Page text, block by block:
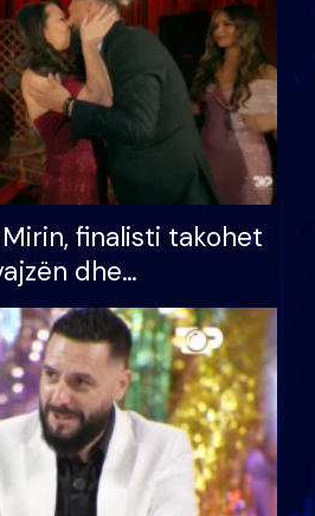
finalisti takohet
dhe
S’kemi ndonjë letër